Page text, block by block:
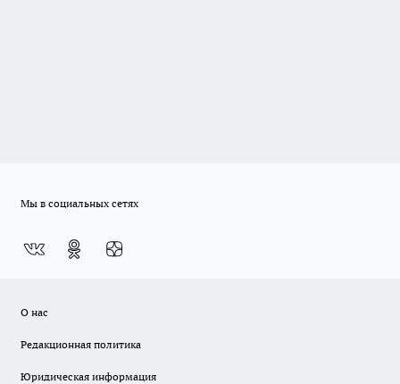
Мы в социальных сетях
О нас
Редакционная политика
Юридическая информация